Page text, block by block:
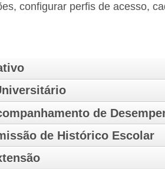
configurar perfis de acesso,
de
de Histórico Escolar